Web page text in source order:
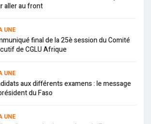
aller au front
UNE
final de la 25è session du Comité
de CGLU Afrique
UNE
aux différents examens : le message
du Faso
UNE